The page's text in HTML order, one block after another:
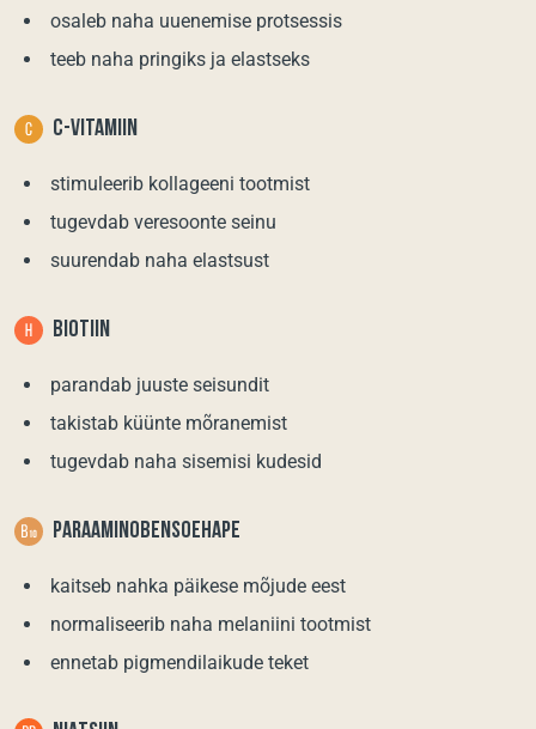
osaleb naha uuenemise protsessis
teeb naha pringiks ja elastseks
C-VITAMIIN
stimuleerib kollageeni tootmist
tugevdab veresoonte seinu
suurendab naha elastsust
BIOTIIN
parandab juuste seisundit
takistab küünte mõranemist
tugevdab naha sisemisi kudesid
PARAAMINOBENSOEHAPE
kaitseb nahka päikese mõjude eest
normaliseerib naha melaniini tootmist
ennetab pigmendilaikude teket